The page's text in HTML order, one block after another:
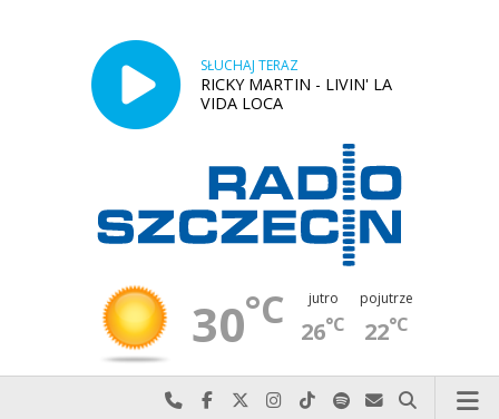
SŁUCHAJ TERAZ
RICKY MARTIN - LIVIN' LA
VIDA LOCA
30°C jutro
26°C
pojutrze
22°C
Najlepiej po prostu do nas zadzwoń
Odwiedź nas na Facebook-u
Odwiedź nas na X
Odwiedź nas na Instagram-ie
Odwiedź nas na TikTok-u
Szukaj nas na Spotify
Wyślij do nas
Szukaj